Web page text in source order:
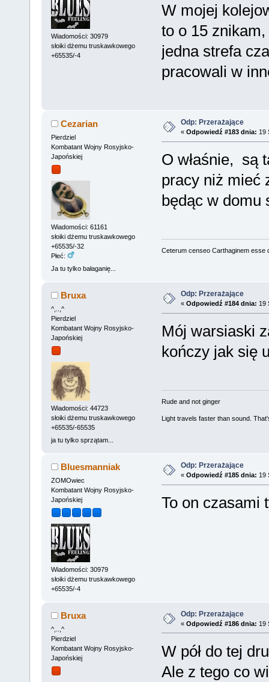
Wiadomości: 30979
słoiki dżemu truskawkowego
+65535/-4
W mojej
to o 15 znikam,
jedna strefa
pracowali w
Cezarian
Pierdziel
Kombatant Wojny Rosyjsko-
Japońskiej
Wiadomości: 61161
słoiki dżemu truskawkowego
+65535/-32
Płeć:
Ja tu tylko bałaganię...
Odp: Przerażające
« Odpowiedź #183 dnia: 19
O właśnie, są
pracy niż mieć
będąc w domu
Ceterum censeo Carthaginem esse
Bruxa
^,..,^
Pierdziel
Kombatant Wojny Rosyjsko-
Japońskiej
Wiadomości: 44723
słoiki dżemu truskawkowego
+65535/-65535
ja tu tylko sprzątam...
Odp: Przerażające
« Odpowiedź #184 dnia: 19
Mój warsiaski
kończy jak się
Rude and not ginger
Light travels faster than sound.
Bluesmanniak
ZOMOwiec
Kombatant Wojny Rosyjsko-
Japońskiej
Wiadomości: 30979
słoiki dżemu truskawkowego
+65535/-4
Odp: Przerażające
« Odpowiedź #185 dnia: 19
To on czasami
Bruxa
^,..,^
Pierdziel
Kombatant Wojny Rosyjsko-
Japońskiej
Odp: Przerażające
« Odpowiedź #186 dnia: 19
W pół do tej
Ale z tego co